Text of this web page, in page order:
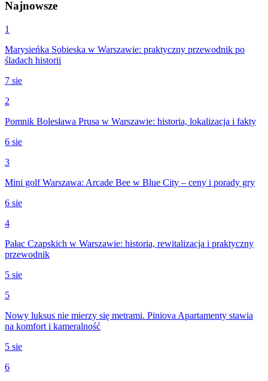
Najnowsze
1
Marysieńka Sobieska w Warszawie: praktyczny przewodnik po
śladach historii
7 sie
2
Pomnik Bolesława Prusa w Warszawie: historia, lokalizacja i fakty
6 sie
3
Mini golf Warszawa: Arcade Bee w Blue City – ceny i porady gry
6 sie
4
Pałac Czapskich w Warszawie: historia, rewitalizacja i praktyczny
przewodnik
5 sie
5
Nowy luksus nie mierzy się metrami. Piniova Apartamenty stawia
na komfort i kameralność
5 sie
6